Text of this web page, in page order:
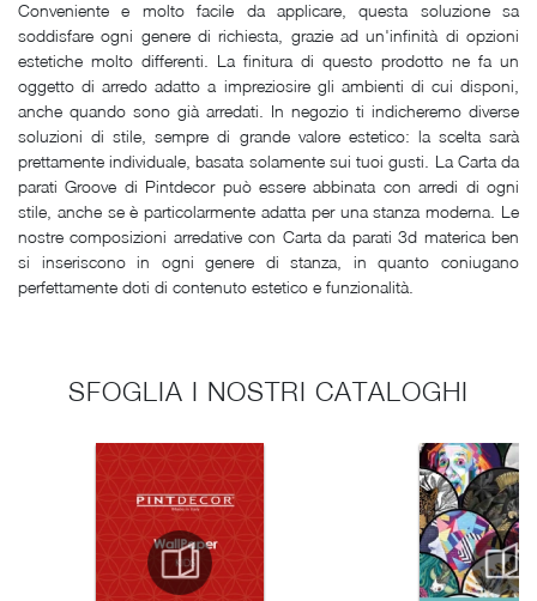
Conveniente e molto facile da applicare, questa soluzione sa
soddisfare ogni genere di richiesta, grazie ad un'infinità di opzioni
estetiche molto differenti. La finitura di questo prodotto ne fa un
oggetto di arredo adatto a impreziosire gli ambienti di cui disponi,
anche quando sono già arredati. In negozio ti indicheremo diverse
soluzioni di stile, sempre di grande valore estetico: la scelta sarà
prettamente individuale, basata solamente sui tuoi gusti. La Carta da
parati Groove di Pintdecor può essere abbinata con arredi di ogni
stile, anche se è particolarmente adatta per una stanza moderna. Le
nostre composizioni arredative con Carta da parati 3d materica ben
si inseriscono in ogni genere di stanza, in quanto coniugano
perfettamente doti di contenuto estetico e funzionalità.
SFOGLIA I NOSTRI CATALOGHI